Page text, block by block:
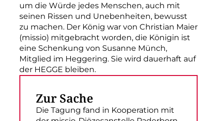
um die Würde jedes Menschen, auch mit
seinen Rissen und Unebenheiten, bewusst
zu machen. Der König war von Christian Maier
(missio) mitgebracht worden, die Königin ist
eine Schenkung von Susanne Münch,
Mitglied im Heggering. Sie wird dauerhaft auf
der HEGGE bleiben.
Zur Sache
Die Tagung fand in Kooperation mit